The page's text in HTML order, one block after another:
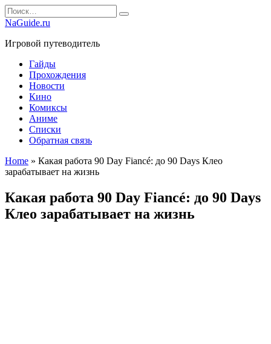
Перейти
к
Search
for:
NaGuide.ru
Игровой путеводитель
Гайды
Прохождения
Новости
Кино
Комиксы
Аниме
Списки
Обратная связь
Home » Какая работа 90 Day Fiancé: до 90 Days Клео
зарабатывает на жизнь
Какая работа 90 Day Fiancé: до 90 Days
Клео зарабатывает на жизнь